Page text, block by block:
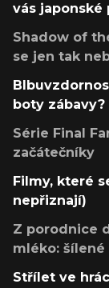
vás japonské
Shadow of
se jen tak
boty zábavy?
Série Final
začátečníky
Filmy, které
nepřiznají)
Z porodnice
mléko:
Střílet ve